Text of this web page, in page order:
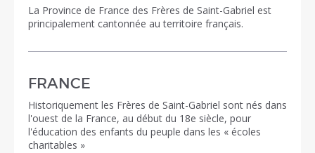
La Province de France des Frères de Saint-Gabriel est
principalement cantonnée au territoire français.
FRANCE
Historiquement les Frères de Saint-Gabriel sont nés dans
l'ouest de la France, au début du 18e siècle, pour
l'éducation des enfants du peuple dans les « écoles
charitables »